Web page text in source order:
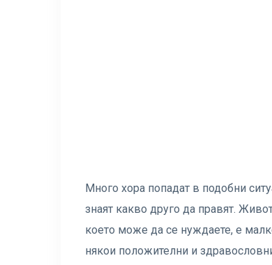
Много хора попадат в подобни
знаят какво друго да правят.
което може да се нуждаете, е
някои положителни и